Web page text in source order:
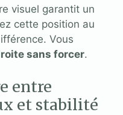
visuel garantit un
cette position au
Vous
sans forcer.
entre
et stabilité